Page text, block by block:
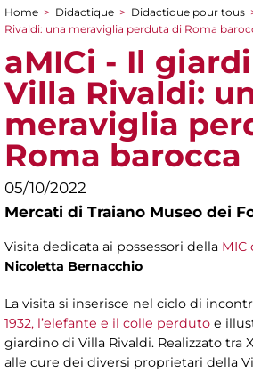
You are here
Home > Didactique > Didactique pour tous
Rivaldi: una meraviglia perduta di Roma
aMICi - Il
Villa Rivaldi:
meraviglia
Roma barocca
05/10/2022
Mercati di Traiano Museo dei
Visita dedicata ai possessori della MIC
Nicoletta Bernacchio
La visita si inserisce nel ciclo di
1932, l’elefante e il colle perduto e
giardino di Villa Rivaldi. Realizzato tra
alle cure dei diversi proprietari della